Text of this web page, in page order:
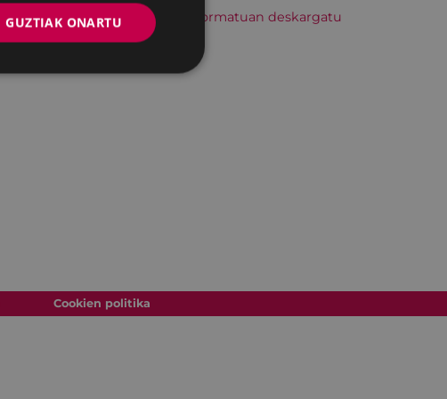
Hitzordu hau iCal formatuan deskargatu
Cookien politika
GUZTIAK ONARTU